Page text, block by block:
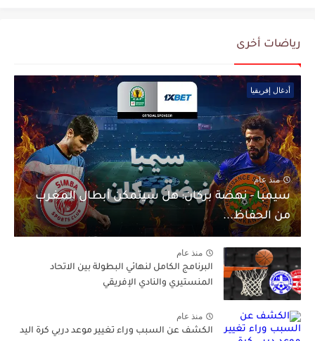
رياضات أخرى
أدغال إفريقيا
منذ عام
سيمبا - نهضة بركان: هل سيتمكن أبطال المغرب
من الحفاظ...
منذ عام
البرنامج الكامل لنهائي البطولة بين الاتحاد
المنستيري والنادي الإفريقي
منذ عام
الكشف عن السبب وراء تغيير موعد دربي كرة اليد